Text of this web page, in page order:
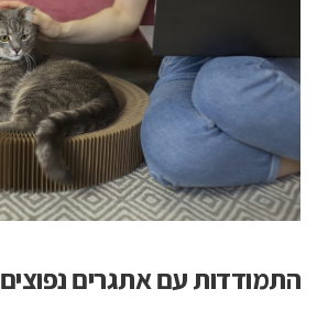
התמודדות עם אתגרים נפוצים